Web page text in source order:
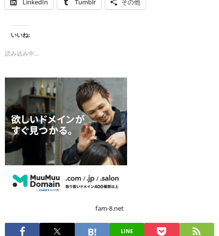
LinkedIn Tumblr その他
いいね:
読み込み中…
fam-8.net
LINE